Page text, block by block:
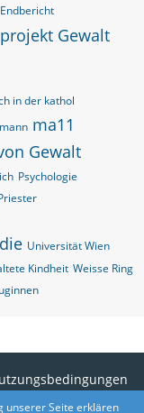
Endbericht
Gewalt
in der kathol
ma11
Gewalt
Psychologie
Universität Wien
Kindheit Weisse Ring
unserer Seite erklären